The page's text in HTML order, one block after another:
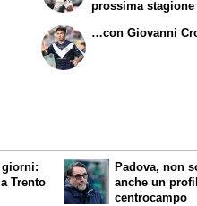
prossima stagione
…con Giovanni
Trento
Padova, non
anche un
centrocampo